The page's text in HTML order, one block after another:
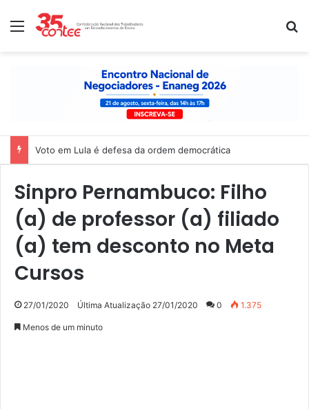
Menu
Voto em Lula é defesa da ordem democrática
Sinpro Pernambuco: Filho
(a) de professor (a) filiado
(a) tem desconto no Meta
Cursos
27/01/2020 Última Atualização 27/01/2020 0 1.375
Menos de um minuto